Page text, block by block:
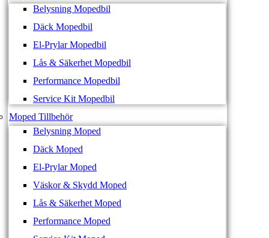
Belysning Mopedbil
Däck Mopedbil
El-Prylar Mopedbil
Lås & Säkerhet Mopedbil
Performance Mopedbil
Service Kit Mopedbil
Moped Tillbehör
Belysning Moped
Däck Moped
El-Prylar Moped
Väskor & Skydd Moped
Lås & Säkerhet Moped
Performance Moped